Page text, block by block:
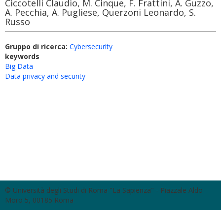
Ciccotelli Claudio, M. Cinque, F. Frattini, A. Guzzo,
A. Pecchia, A. Pugliese, Querzoni Leonardo, S.
Russo
Gruppo di ricerca: Cybersecurity
keywords
Big Data
Data privacy and security
© Università degli Studi di Roma "La Sapienza" - Piazzale Aldo
Moro 5, 00185 Roma